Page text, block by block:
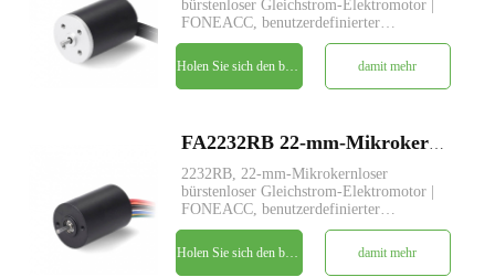
bürstenloser Gleichstrom-Elektromotor |
FONEACC, benutzerdefinierter
Parameterdienst verfügbar.
damit mehr
2232RB, 22-mm-Mikrokernloser
bürstenloser Gleichstrom-Elektromotor |
FONEACC, benutzerdefinierter
Parameterdienst verfügbar.
damit mehr